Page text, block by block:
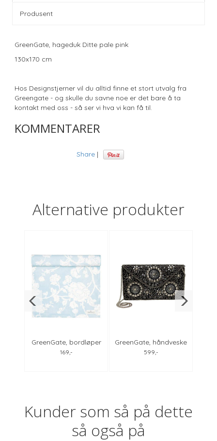
Produsent
GreenGate, hageduk Ditte pale pink
130x170 cm
Hos Designstjerner vil du alltid finne et stort utvalg fra
Greengate - og skulle du savne noe er det bare å ta
kontakt med oss - så ser vi hva vi kan få til.
KOMMENTARER
Share |
Alternative produkter
GreenGate, bordløper
Ingrid pale blue
169,-
GreenGate, håndveske
dark grey
599,-
Kunder som så på dette
så også på